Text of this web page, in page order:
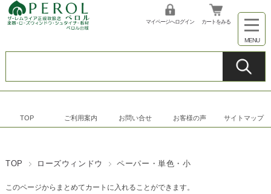
マイページへログイン カートをみる
TOP ご利用案内 お問い合せ お客様の声 サイトマップ
TOP ローズウィンドウ ペーパー・単色・小
このページからまとめてカートに入れることができます。